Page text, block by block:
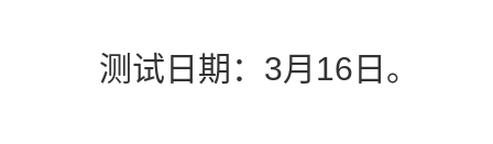
测试日期：3月16日。